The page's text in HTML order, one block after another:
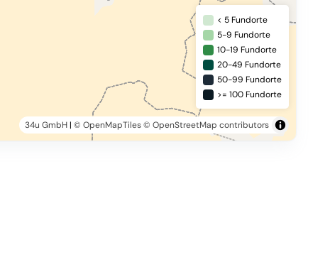
34u GmbH| © OpenMapTiles© OpenStreetMap contributors
< 5 Fundorte
5-9 Fundorte
10-19 Fundorte
20-49 Fundorte
50-99 Fundorte
>= 100 Fundorte